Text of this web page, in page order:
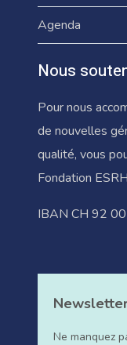
Agenda
Nous
Pour nous
de nouvelles
qualité, vous
Fondation
IBAN CH 92
Ne manquez